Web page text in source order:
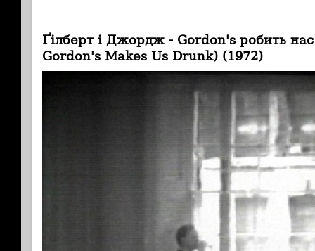
Ґілберт і Джордж - Gordon's робить
Gordon's Makes Us Drunk) (1972)